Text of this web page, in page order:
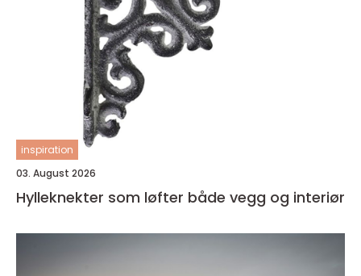
inspiration
03. August 2026
Hylleknekter som løfter både vegg og interiør